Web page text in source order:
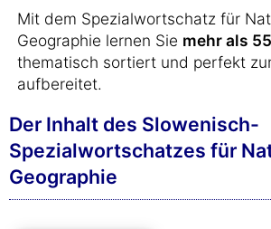
Mit dem Spezialwortschatz für
Geographie lernen Sie mehr als
thematisch sortiert und perfekt
aufbereitet.
Der Inhalt des Slowenisch-
Spezialwortschatzes für
Geographie